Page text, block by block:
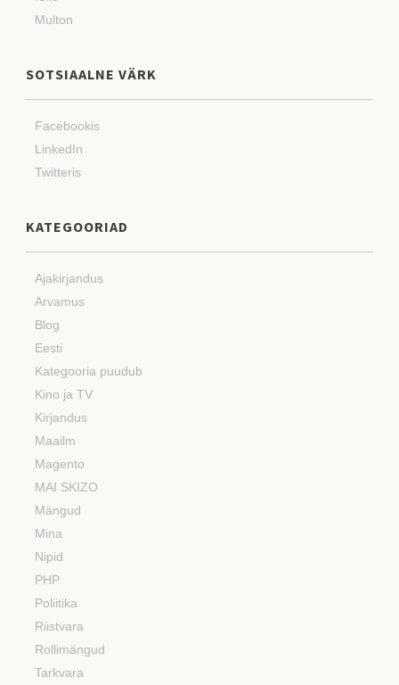
Multon
SOTSIAALNE VÄRK
Facebookis
LinkedIn
Twitteris
KATEGOORIAD
Ajakirjandus
Arvamus
Blog
Eesti
Kategooria puudub
Kino ja TV
Kirjandus
Maailm
Magento
MAI SKIZO
Mängud
Mina
Nipid
PHP
Poliitika
Riistvara
Rollimängud
Tarkvara